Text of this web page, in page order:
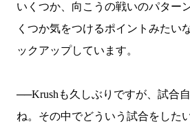
いくつか、向こうの戦いのパター
くつか気をつけるポイントみたい
ックアップしています。
──Krush も久しぶりですが、試合
ね。その中でどういう試合をした